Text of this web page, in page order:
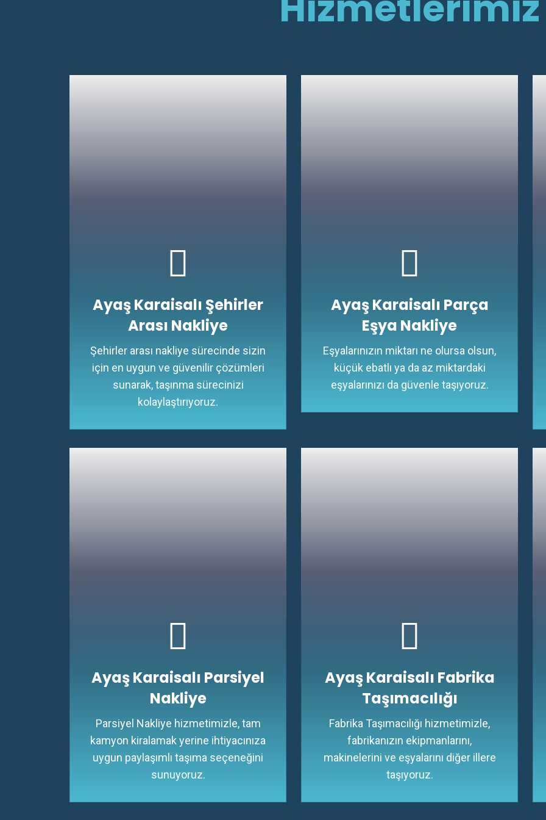
Ayaş Karaisalı Şehirler
Arası Nakliye
Şehirler arası nakliye sürecinde sizin
için en uygun ve güvenilir çözümleri
sunarak, taşınma sürecinizi
kolaylaştırıyoruz.
Ayaş Karaisalı Parça
Eşya Nakliye
Eşyalarınızın miktarı ne olursa olsun,
küçük ebatlı ya da az miktardaki
eşyalarınızı da güvenle taşıyoruz.
Ayaş Karaisalı Parsiyel
Nakliye
Parsiyel Nakliye hizmetimizle, tam
kamyon kiralamak yerine ihtiyacınıza
uygun paylaşımlı taşıma seçeneğini
sunuyoruz.
Ayaş Karaisalı Fabrika
Taşımacılığı
Fabrika Taşımacılığı hizmetimizle,
fabrikanızın ekipmanlarını,
makinelerini ve eşyalarını diğer illere
taşıyoruz.